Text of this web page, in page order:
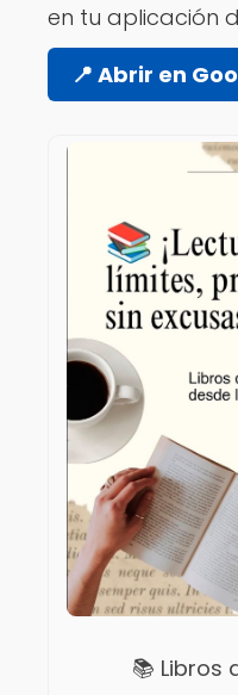
en tu aplicación
📍 Abrir en
📚 Libros